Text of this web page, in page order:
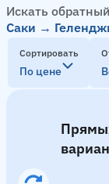
Искать
Саки →
Сортировать
По цене